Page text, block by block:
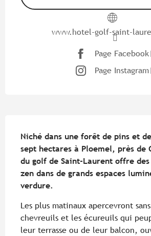
www.hotel-golf-saint-
Page Facebook
Page Instagram
Niché dans une forêt de pins et
sept hectares à Ploemel, près de
du golf de Saint-Laurent offre des
zen dans de grands espaces
verdure.
Les plus matinaux apercevront
chevreuils et les écureuils qui
leur terrasse ou de leur balcon,